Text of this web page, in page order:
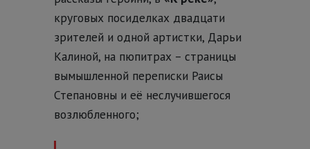
круговых посиделках двадцати
зрителей и одной артистки, Дарьи
Калиной, на пюпитрах – страницы
вымышленной переписки Раисы
Степановны и её неслучившегося
возлюбленного;